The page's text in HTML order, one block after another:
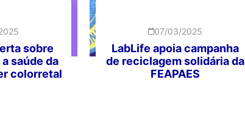
sobre
saúde da
colorretal
07/03/2025
LabLife apoia campanha
de reciclagem solidária da
FEAPAES